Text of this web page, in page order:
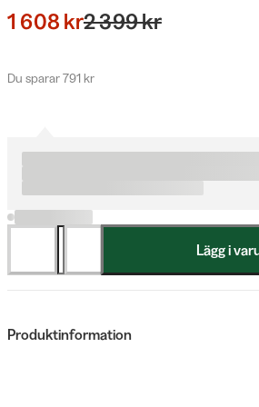
1 608 kr2 399 kr
Du sparar 791 kr
Lägg i
Produktinformation